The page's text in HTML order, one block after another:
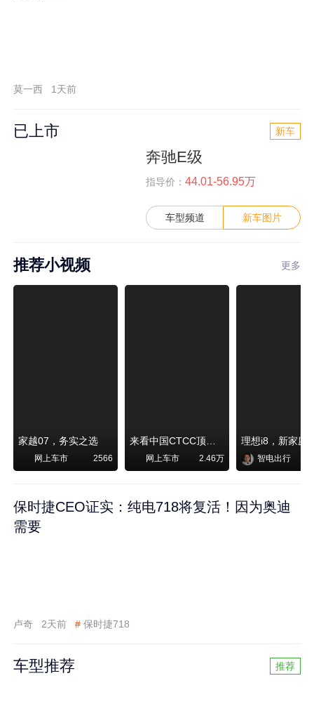
莫一西 1天前
已上市 新车
奔驰E级
指导价： 44.01-56.95万
车型频道 新车图片
推荐小视频 更多
家越07，务实之选
网上车市 2566 网上车市 2.46万 智电出行
保时捷CEO证实：纯电718将复活！因为奥迪
需要
卢奇 2天前 # 保时捷718
车型推荐 推荐